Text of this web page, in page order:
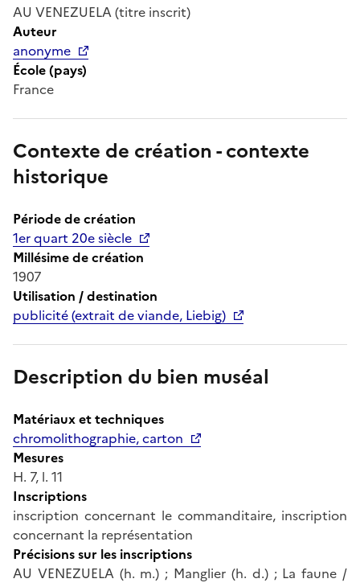
AU VENEZUELA (titre inscrit)
Auteur
anonyme
École (pays)
France
Contexte de création - contexte
historique
Période de création
1er quart 20e siècle
Millésime de création
1907
Utilisation / destination
publicité (extrait de viande, Liebig)
Description du bien muséal
Matériaux et techniques
chromolithographie, carton
Mesures
H. 7, l. 11
Inscriptions
inscription concernant le commanditaire, inscription
concernant la représentation
Précisions sur les inscriptions
AU VENEZUELA (h. m.) ; Manglier (h. d.) ; La faune /